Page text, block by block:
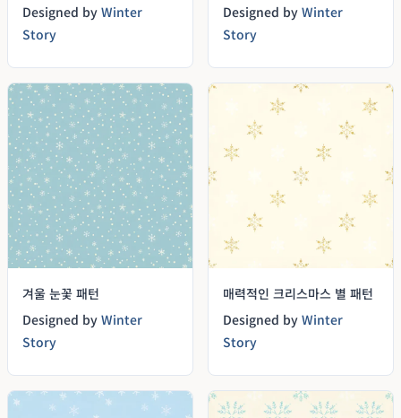
Designed by Winter
Story
Designed by Winter
Story
겨울 눈꽃 패턴
Designed by Winter
Story
매력적인 크리스마스 별 패턴
Designed by Winter
Story